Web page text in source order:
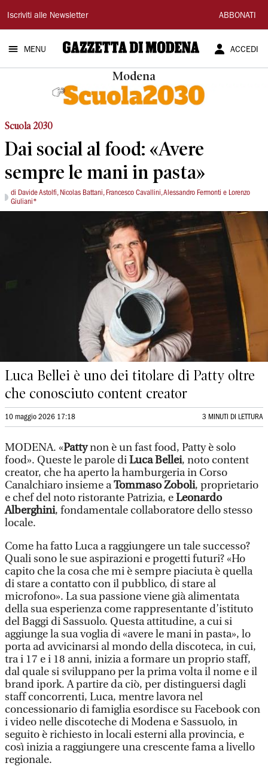
Gazzetta
di
Modena
Iscriviti alle Newsletter ABBONATI
MENU ACCEDI
Modena
Scuola 2030
Dai social al food: «Avere
sempre le mani in pasta»
di Davide Astolfi, Nicolas Battani, Francesco Cavallini, Alessandro Fermonti e Lorenzo
Giuliani*
Luca Bellei è uno dei titolare di Patty oltre
che conosciuto content creator
10 maggio 2026 17:18 3 MINUTI DI LETTURA
MODENA. «Pattynon è un fast food, Patty è solo
food». Queste le parole diLuca Bellei, noto content
creator, che ha aperto la hamburgeria in Corso
Canalchiaro insieme aTommaso Zoboli, proprietario
e chef del noto ristorante Patrizia, eLeonardo
Alberghini, fondamentale collaboratore dello stesso
locale.
Come ha fatto Luca a raggiungere un tale successo?
Quali sono le sue aspirazioni e progetti futuri? «Ho
capito che la cosa che mi è sempre piaciuta è quella
di stare a contatto con il pubblico, di stare al
microfono». La sua passione viene già alimentata
della sua esperienza come rappresentante d’istituto
del Baggi di Sassuolo. Questa attitudine, a cui si
aggiunge la sua voglia di «avere le mani in pasta», lo
porta ad avvicinarsi al mondo della discoteca, in cui,
tra i 17 e i 18 anni, inizia a formare un proprio staff,
dal quale si sviluppano per la prima volta il nome e il
brand ipork. A partire da ciò, per distinguersi dagli
staff concorrenti, Luca, mentre lavora nel
concessionario di famiglia esordisce su Facebook con
i video nelle discoteche di Modena e Sassuolo, in
seguito è richiesto in locali esterni alla provincia, e
così inizia a raggiungere una crescente fama a livello
regionale.